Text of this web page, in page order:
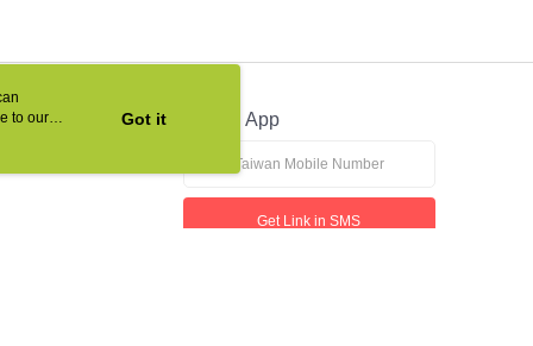
Official App
Get Link in SMS
to our
Got it